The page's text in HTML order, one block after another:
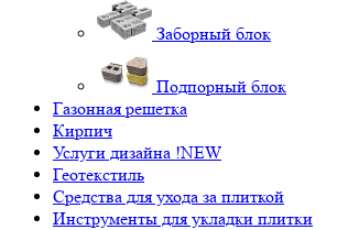
Заборный блок
Подпорный блок
Газонная решетка
Кирпич
Услуги дизайна !NEW
Геотекстиль
Средства для ухода за плиткой
Инструменты для укладки плитки